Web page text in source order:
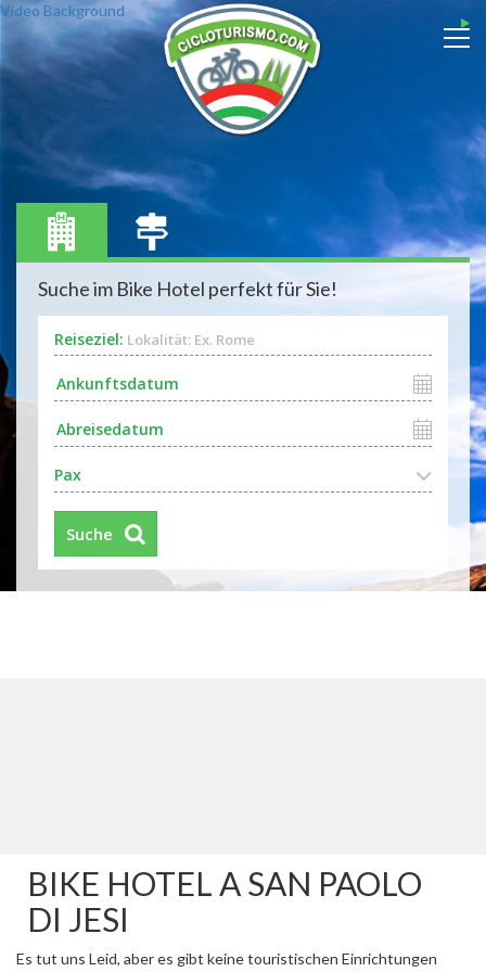
Video Background
Suche im Bike Hotel perfekt für Sie!
Reiseziel: Lokalität: Ex. Rome
Pax
Suche
BIKE HOTEL A SAN PAOLO
DI JESI
Es tut uns Leid, aber es gibt keine touristischen Einrichtungen